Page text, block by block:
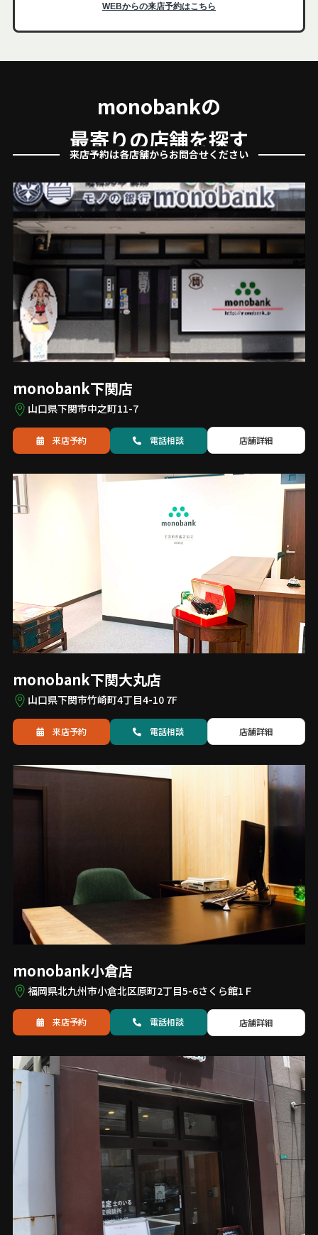
WEBからの来店予約はこちら
monobankの
最寄りの店舗を探す
来店予約は各店舗からお問合せください
monobank下関店
山口県下関市中之町11-7
来店予約 電話相談 店舗詳細
monobank下関大丸店
山口県下関市竹崎町4丁目4-10 7F
来店予約 電話相談 店舗詳細
monobank小倉店
福岡県北九州市小倉北区原町2丁目5-6さくら館1Ｆ
来店予約 電話相談 店舗詳細